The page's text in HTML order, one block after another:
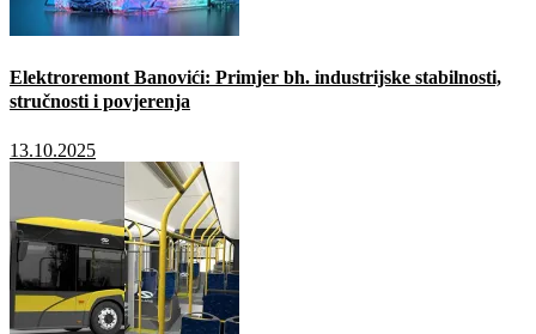
Elektroremont Banovići: Primjer bh. industrijske stabilnosti,
stručnosti i povjerenja
13.10.2025